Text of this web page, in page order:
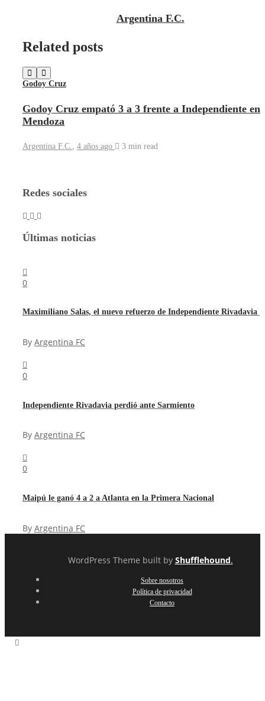
Argentina F.C.
Related posts
Godoy Cruz
Godoy Cruz empató 3 a 3 frente a Independiente en
Mendoza
Argentina F.C. 4 años ago 3 min read
Redes sociales
Últimas noticias
0
Maximiliano Salas, el nuevo refuerzo de Independiente Rivadavia
By Argentina FC
0
Independiente Rivadavia perdió ante Sarmiento
By Argentina FC
0
Maipú le ganó 4 a 2 a Atlanta en la Primera Nacional
By Argentina FC
WordPress Theme built by Shufflehound.
Sobre nosotros
Política de privacidad
Contacto